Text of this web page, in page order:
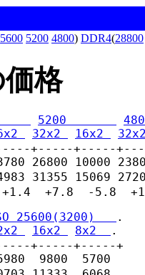
5600 5200 4800) DDR4(28800
格
5200
32x2 16x2
+-----+-----
26800 10000
31355 15069
+7.8  -5.8
25600(3200)
.
16x2 8x2
.
+-----+-----+
9800  5700